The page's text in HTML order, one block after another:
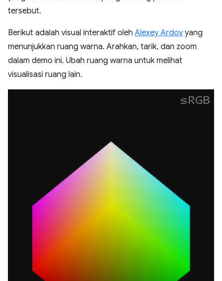
tersebut.
Berikut adalah visual interaktif oleh Alexey Ardov yang
menunjukkan ruang warna. Arahkan, tarik, dan zoom
dalam demo ini. Ubah ruang warna untuk melihat
visualisasi ruang lain.